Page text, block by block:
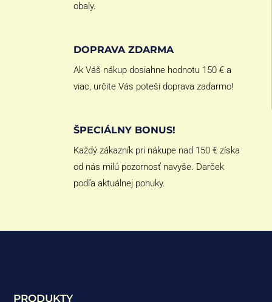
obaly.
DOPRAVA ZDARMA
Ak Váš nákup dosiahne hodnotu 150 € a
viac, určite Vás poteší doprava zadarmo!
ŠPECIÁLNY BONUS!
Každý zákazník pri nákupe nad 150 € získa
od nás milú pozornosť navyše. Darček
podľa aktuálnej ponuky.
PRODUKTY